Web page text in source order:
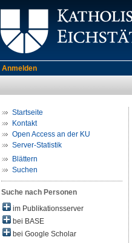
Anmelden
Startseite
Kontakt
Open Access an der KU
Server-Statistik
Blättern
Suchen
Suche nach Personen
im Publikationsserver
bei BASE
bei Google Scholar